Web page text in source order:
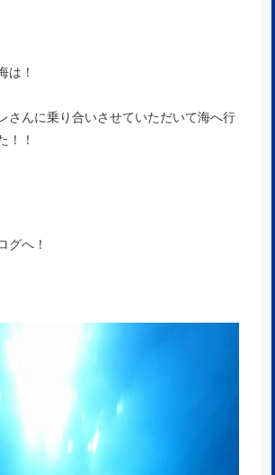
は！
さんに乗り合いさせていただいて海へ行
！！
グへ！